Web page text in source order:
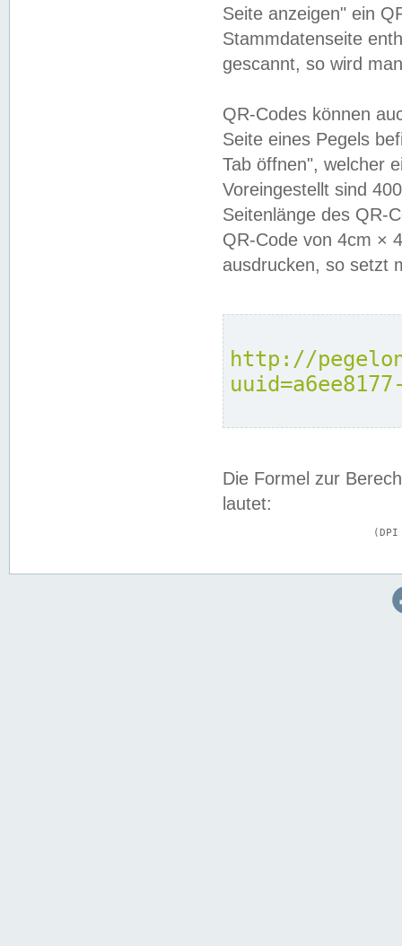
Seite anzeigen" ein
Stammdatenseite
gescannt, so wird
QR-Codes können
Seite eines Pegels
Tab öffnen", welcher
Voreingestellt sind
Seitenlänge des QR-
QR-Code von 4cm ×
ausdrucken, so setzt
http://
Die Formel zur
lautet: